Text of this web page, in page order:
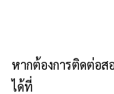
หากต้องการติดต่อ
ได้ที่